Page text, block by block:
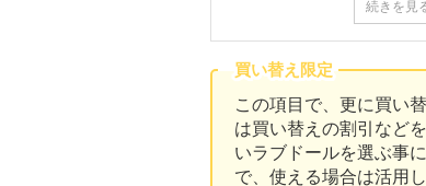
続きを見
買い替え限定
この項目で、更に買い
は買い替えの割引など
いラブドールを選ぶ事
で、使える場合は活用